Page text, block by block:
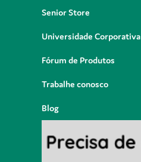
Senior Store
Universidade Corporativa
Fórum de Produtos
Trabalhe conosco
Blog